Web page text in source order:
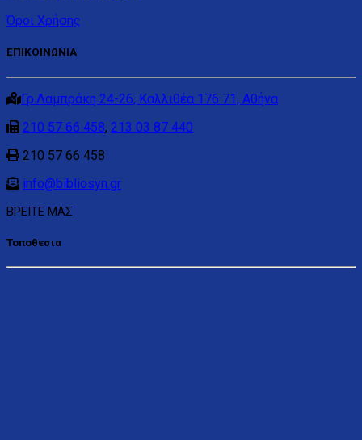
Όροι Χρήσης
ΕΠΙΚΟΙΝΩΝΙΑ
Γρ.Λαμπράκη 24-26, Καλλιθέα 176 71, Αθήνα
210 57 66 458, 213 03 87 440
210 57 66 458
info@bibliosyn.gr
ΒΡΕΙΤΕ ΜΑΣ
Τοποθεσια